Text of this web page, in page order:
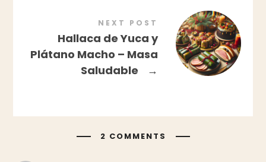
NEXT POST
Hallaca de Yuca y
Plátano Macho – Masa
Saludable
→
2 COMMENTS